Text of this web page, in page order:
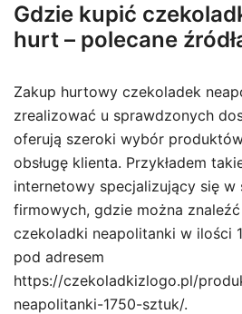
Gdzie kupić
hurt – polecane
Zakup hurtowy czekoladek
zrealizować u sprawdzonych
oferują szeroki wybór
obsługę klienta. Przykładem
internetowy specjalizujący się w
firmowych, gdzie można
czekoladki neapolitanki w ilości
pod adresem
https://czekoladkizlogo.pl/
neapolitanki-1750-sztuk/.